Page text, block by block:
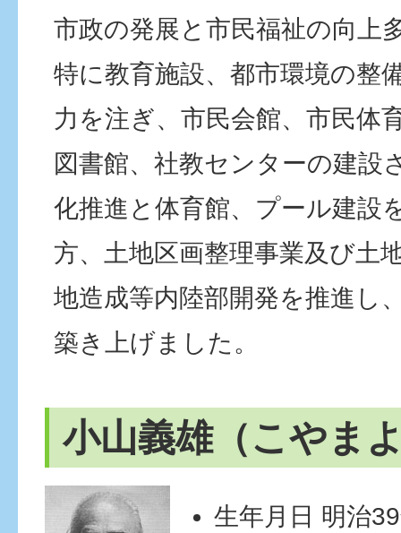
市政の発展と市民福祉の向上
特に教育施設、都市環境の整
力を注ぎ、市民会館、市民体
図書館、社教センターの建設
化推進と体育館、プール建設
方、土地区画整理事業及び土
地造成等内陸部開発を推進し
築き上げました。
小山義雄（こやま
生年月日 明治